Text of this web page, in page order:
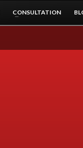
CONSULTATION